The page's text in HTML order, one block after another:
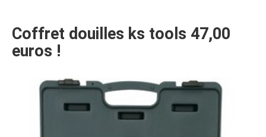
Coffret douilles ks tools 47,00
euros !